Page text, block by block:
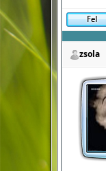
zsola